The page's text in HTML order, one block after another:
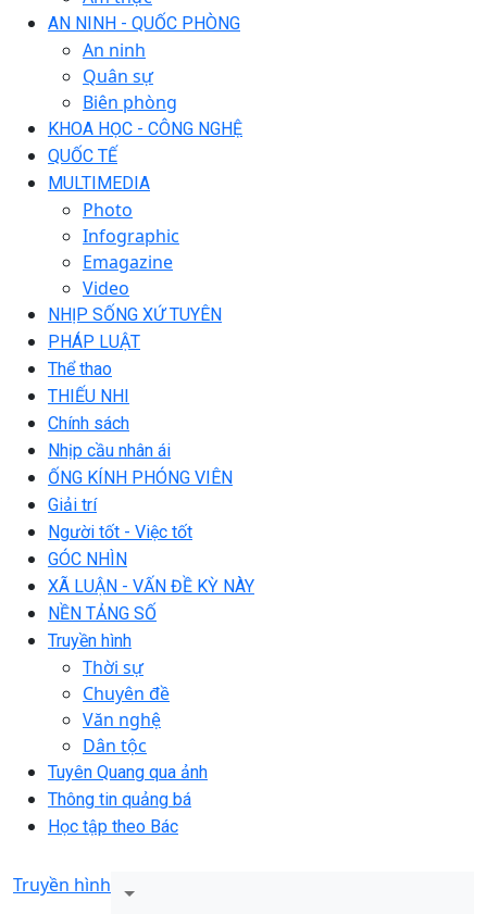
AN NINH - QUỐC PHÒNG
An ninh
Quân sự
Biên phòng
KHOA HỌC - CÔNG NGHỆ
QUỐC TẾ
MULTIMEDIA
Photo
Infographic
Emagazine
Video
NHỊP SỐNG XỨ TUYÊN
PHÁP LUẬT
Thể thao
THIẾU NHI
Chính sách
Nhịp cầu nhân ái
ỐNG KÍNH PHÓNG VIÊN
Giải trí
Người tốt - Việc tốt
GÓC NHÌN
XÃ LUẬN - VẤN ĐỀ KỲ NÀY
NỀN TẢNG SỐ
Truyền hình
Thời sự
Chuyên đề
Văn nghệ
Dân tộc
Tuyên Quang qua ảnh
Thông tin quảng bá
Học tập theo Bác
Truyền hình